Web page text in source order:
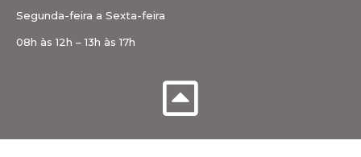
Segunda-feira a Sexta-feira
08h às 12h – 13h às 17h